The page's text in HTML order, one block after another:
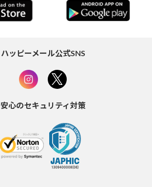
ハッピーメール公式SNS
安心のセキュリティ対策